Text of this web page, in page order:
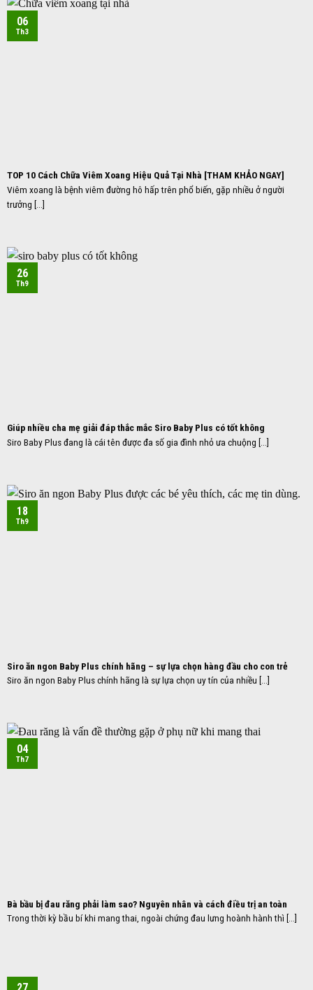
TOP 10 Cách Chữa Viêm Xoang Hiệu Quả Tại Nhà [THAM KHẢO NGAY]
Viêm xoang là bệnh viêm đường hô hấp trên phổ biến, gặp nhiều ở người
trưởng [...]
06
Th3
Giúp nhiều cha mẹ giải đáp thắc mắc Siro Baby Plus có tốt không
Siro Baby Plus đang là cái tên được đa số gia đình nhỏ ưa chuộng [...]
26
Th9
Siro ăn ngon Baby Plus chính hãng – sự lựa chọn hàng đầu cho con trẻ
Siro ăn ngon Baby Plus chính hãng là sự lựa chọn uy tín của nhiều [...]
18
Th9
Bà bầu bị đau răng phải làm sao? Nguyên nhân và cách điều trị an toàn
Trong thời kỳ bầu bí khi mang thai, ngoài chứng đau lưng hoành hành thì [...]
04
Th7
27